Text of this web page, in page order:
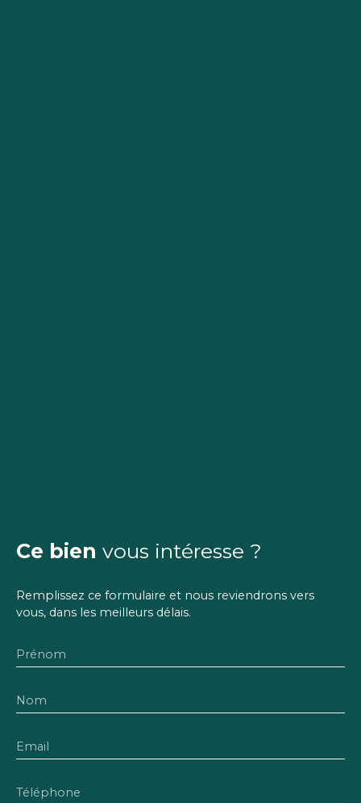
Ce bien vous intéresse ?
Remplissez ce formulaire et nous reviendrons vers
vous, dans les meilleurs délais.
Prénom
Nom
Email
Téléphone